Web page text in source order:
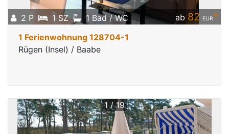
2 P 1 SZ 1 Bad / WC ab 82 EUR*
1 Ferienwohnung 128704-1
Rügen (Insel) / Baabe
1 / 19